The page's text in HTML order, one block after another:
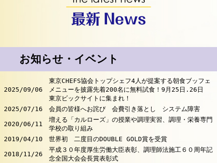
お知らせ・イベント
2025/09/06
東京CHEFS協会トップシェフ4人が提案する朝食ブッフェ
メニューを披露先着200名に無料試食！9月25日.26日
東京ビックサイトに集まれ！
2025/07/16
会員の皆様へお詫び 会費引き落とし システム障害
2020/06/11
増える「カルローズ」の授業や調理実習、調理・栄養専⾨
学校の取り組み
2019/04/10
世界初 二度目のDOUBLE GOLD賞を受賞
2018/11/26
平成３０年度厚生労働大臣表彰、調理師法施工６０周年記
念全国大会会長賞表彰式